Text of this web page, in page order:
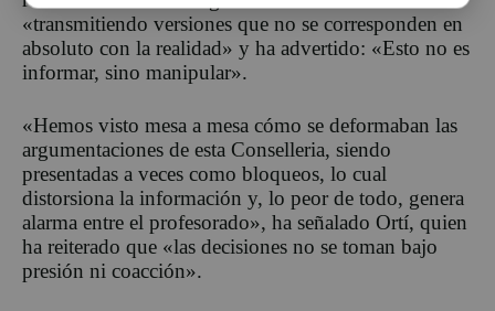
«transmitiendo versiones que no se corresponden en
absoluto con la realidad» y ha advertido: «Esto no es
informar, sino manipular».
«Hemos visto mesa a mesa cómo se deformaban las
argumentaciones de esta Conselleria, siendo
presentadas a veces como bloqueos, lo cual
distorsiona la información y, lo peor de todo, genera
alarma entre el profesorado», ha señalado Ortí, quien
ha reiterado que «las decisiones no se toman bajo
presión ni coacción».